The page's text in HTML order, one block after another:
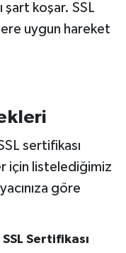
şart koşar. SSL
uygun hareket
sertifikası
için listelediğimiz
göre
Sertifikası